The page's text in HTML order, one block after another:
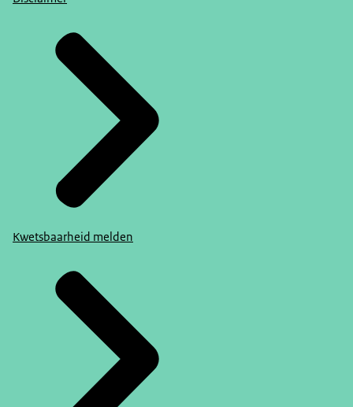
Kwetsbaarheid melden